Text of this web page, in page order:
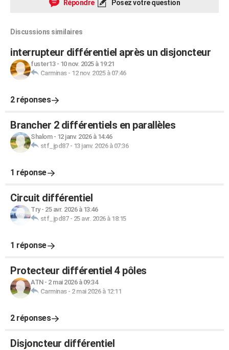
Répondre Posez votre question
Discussions similaires
interrupteur différentiel après un disjoncteur
fuster13- 10 nov. 2025 à 19:21
Carminas- 12 nov. 2025 à 07:46
2 réponses
Brancher 2 différentiels en parallèles
Shalom- 12 janv. 2026 à 14:46
stf_jpd87- 13 janv. 2026 à 07:36
1 réponse
Circuit différentiel
Try- 25 avr. 2026 à 13:46
stf_jpd87- 25 avr. 2026 à 18:15
1 réponse
Protecteur différentiel 4 pôles
ATN- 2 mai 2026 à 09:34
Carminas- 2 mai 2026 à 12:11
2 réponses
Disjoncteur différentiel